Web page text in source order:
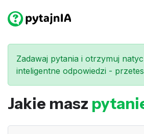
Zadawaj pytania i otrzymuj
inteligentne odpowiedzi -
Jakie masz